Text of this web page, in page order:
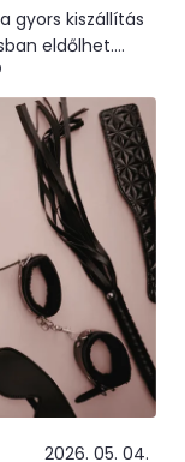
gyors kiszállítás
eldőlhet.
nyári időszak
2026. 05. 04.